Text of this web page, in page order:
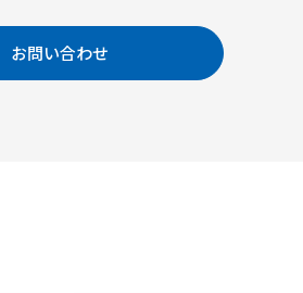
お問い合わせ